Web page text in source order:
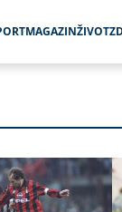
MAGAZINŽIVOT